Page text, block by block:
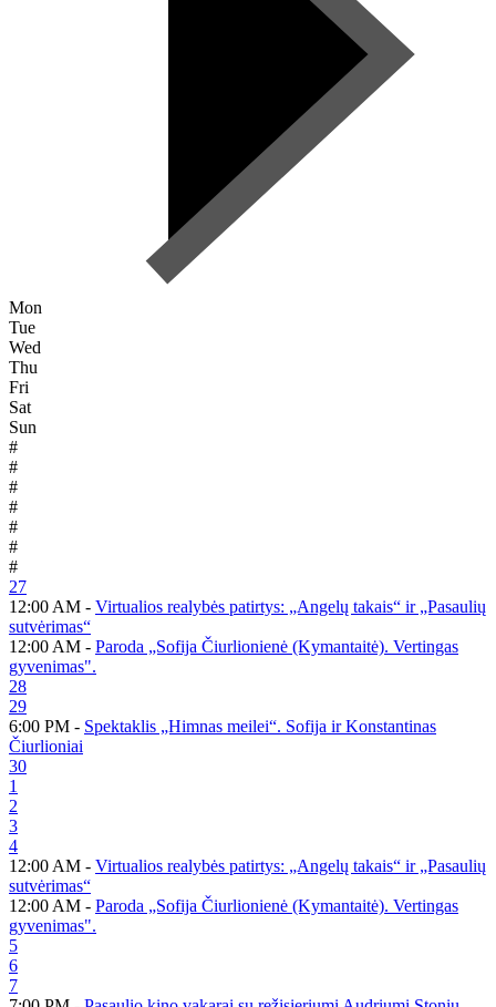
Mon
Tue
Wed
Thu
Fri
Sat
Sun
#
#
#
#
#
#
#
27
12:00 AM - Virtualios realybės patirtys: „Angelų takais“ ir „Pasaulių
sutvėrimas“
12:00 AM - Paroda „Sofija Čiurlionienė (Kymantaitė). Vertingas
gyvenimas".
28
29
6:00 PM - Spektaklis „Himnas meilei“. Sofija ir Konstantinas
Čiurlioniai
30
1
2
3
4
12:00 AM - Virtualios realybės patirtys: „Angelų takais“ ir „Pasaulių
sutvėrimas“
12:00 AM - Paroda „Sofija Čiurlionienė (Kymantaitė). Vertingas
gyvenimas".
5
6
7